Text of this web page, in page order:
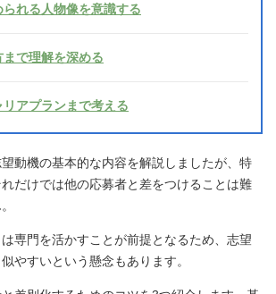
れる人物像を意識する
で理解を深める
アプランまで考える
動機の基本的な内容を解説しましたが、特
だけでは他の応募者と差をつけることは難
専門を活かすことが前提となるため、志望
やすいという懸念もあります。